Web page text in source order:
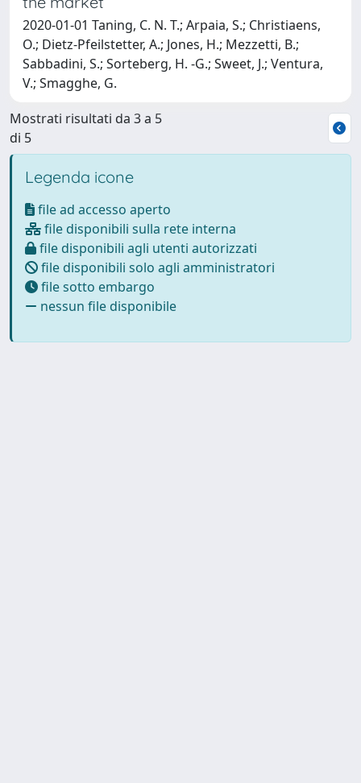
2020-01-01 Taning, C. N. T.; Arpaia, S.; Christiaens,
O.; Dietz-Pfeilstetter, A.; Jones, H.; Mezzetti, B.;
Sabbadini, S.; Sorteberg, H. -G.; Sweet, J.; Ventura,
V.; Smagghe, G.
Mostrati risultati da 3 a 5
di 5
Legenda icone
file ad accesso aperto
file disponibili sulla rete interna
file disponibili agli utenti autorizzati
file disponibili solo agli amministratori
file sotto embargo
nessun file disponibile